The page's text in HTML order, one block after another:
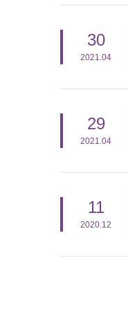
30
2021.04
29
2021.04
11
2020.12